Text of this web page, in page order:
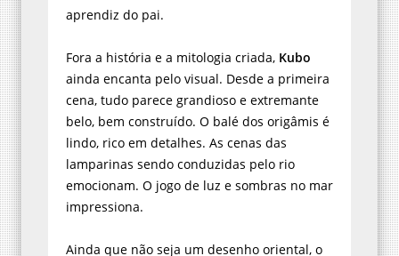
ainda encanta pelo visual. Desde a primeira
cena, tudo parece grandioso e extremante
belo, bem construído. O balé dos origâmis é
lindo, rico em detalhes. As cenas das
lamparinas sendo conduzidas pelo rio
emocionam. O jogo de luz e sombras no mar
impressiona.
fato de beber na fonte dessa cultura faz